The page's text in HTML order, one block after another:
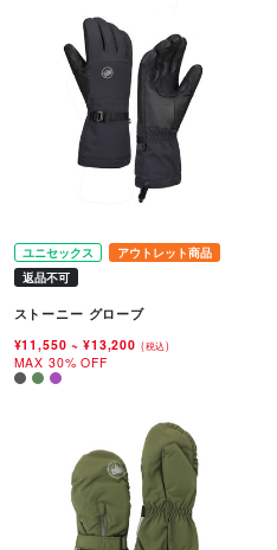
ユニセックス
アウトレット商品
返品不可
ストーニー グローブ
¥11,550~ ¥13,200 (税込)
MAX 30% OFF